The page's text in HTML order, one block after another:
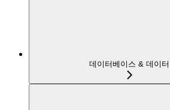
데이터베이스 & 데이터